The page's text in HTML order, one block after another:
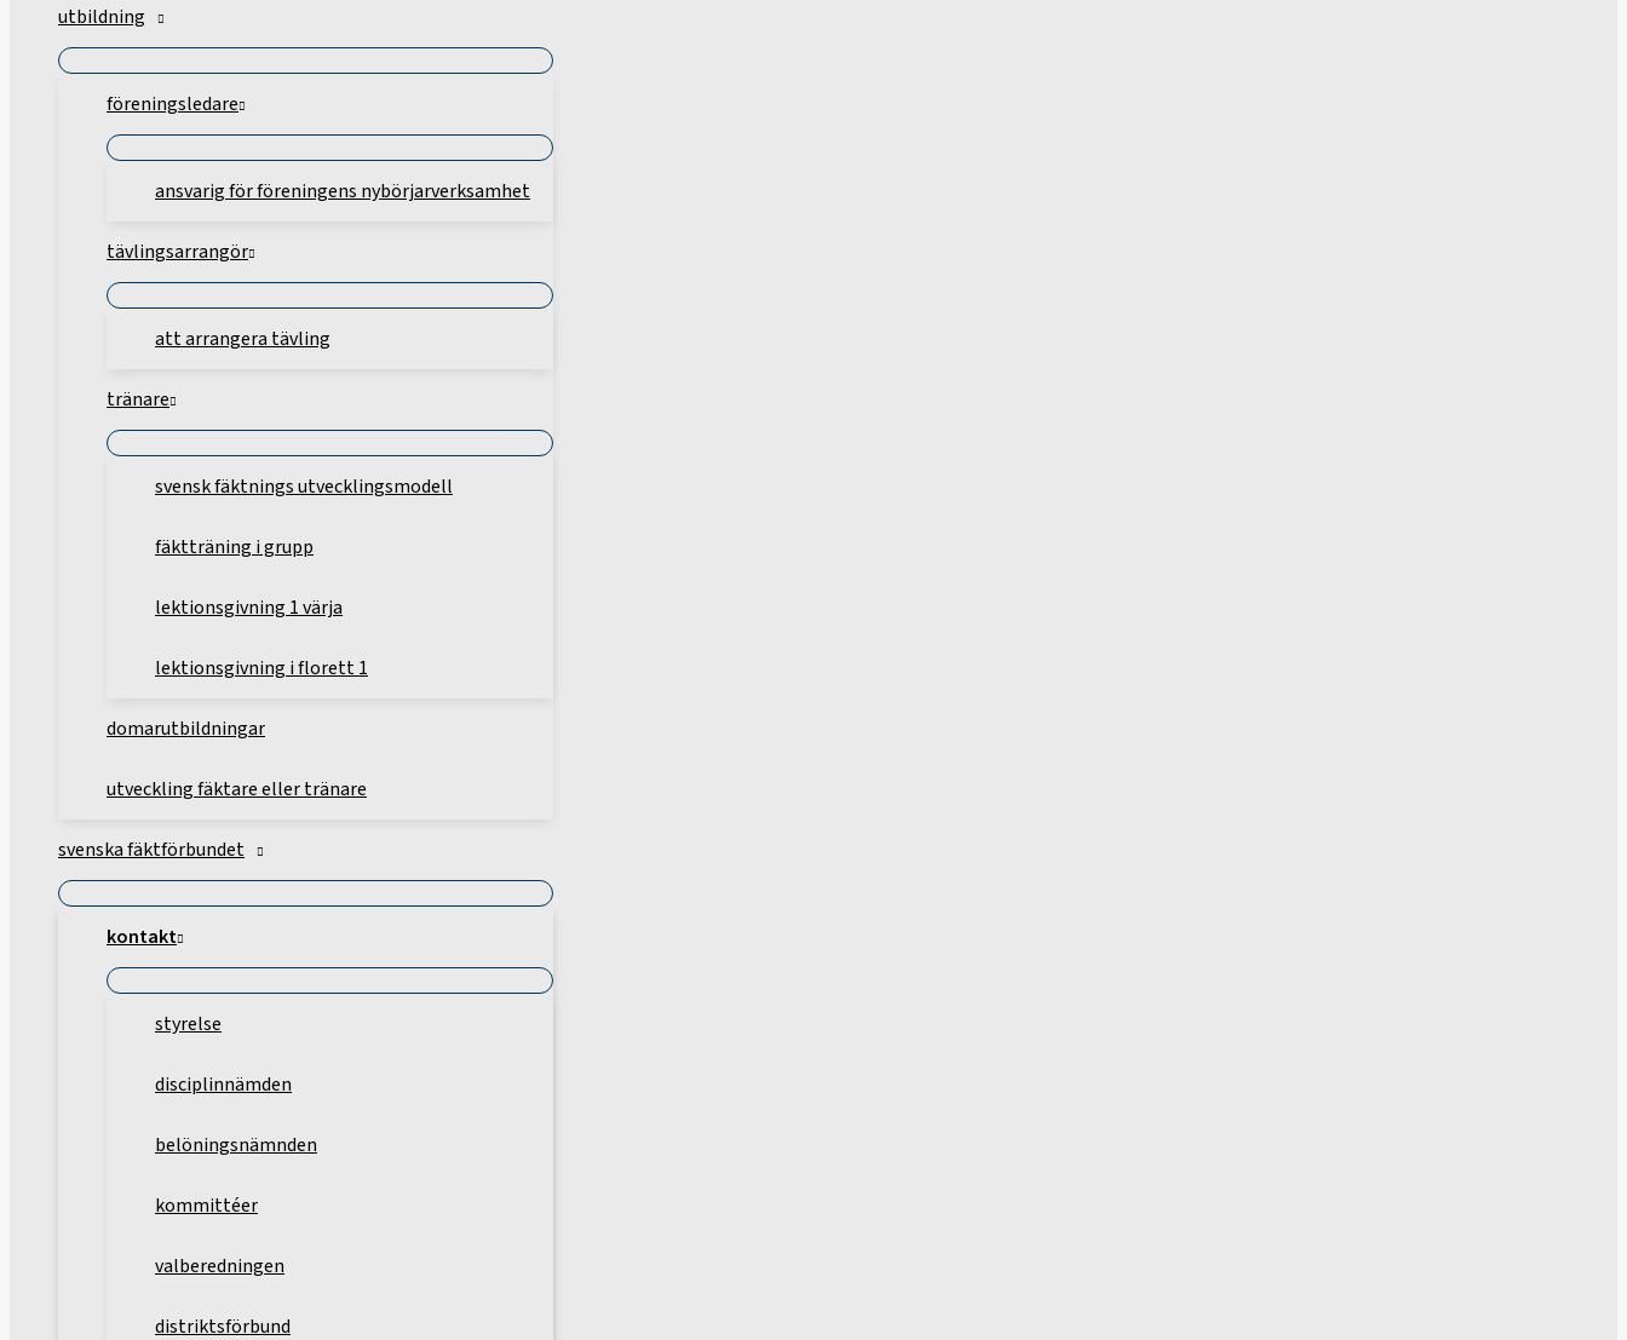
utbildning
föreningsledare
ansvarig för föreningens nybörjarverksamhet
tävlingsarrangör
att arrangera tävling
tränare
svensk fäktnings utvecklingsmodell
fäktträning i grupp
lektionsgivning 1 värja
lektionsgivning i florett 1
domarutbildningar
utveckling fäktare eller tränare
svenska fäktförbundet
kontakt
styrelse
disciplinnämden
belöningsnämnden
kommittéer
valberedningen
distriktsförbund